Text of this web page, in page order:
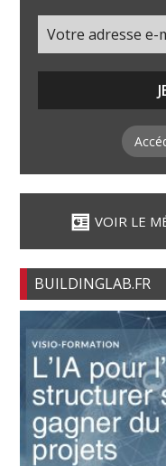
VOIR LE
BUILDINGLAB.FR